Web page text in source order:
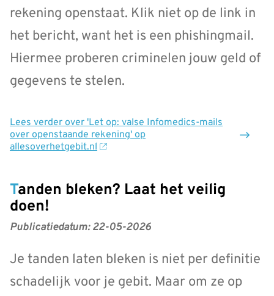
rekening openstaat. Klik niet op de link in
het bericht, want het is een phishingmail.
Hiermee proberen criminelen jouw geld of
gegevens te stelen.
Lees verderover 'Let op: valse Infomedics-mails
over openstaande rekening' op
allesoverhetgebit.nl
Tanden bleken? Laat het veilig
doen!
Publicatiedatum:22-05-2026
Je tanden laten bleken is niet per definitie
schadelijk voor je gebit. Maar om ze op